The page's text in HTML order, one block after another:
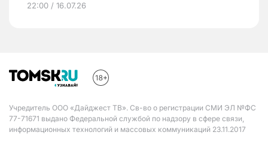
22:00 / 16.07.26
Учредитель ООО «Дайджест ТВ». Св-во о регистрации СМИ ЭЛ №ФС
77-71671 выдано Федеральной службой по надзору в сфере связи,
информационных технологий и массовых коммуникаций 23.11.2017